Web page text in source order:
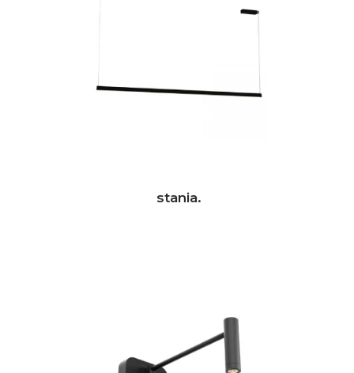
stania.